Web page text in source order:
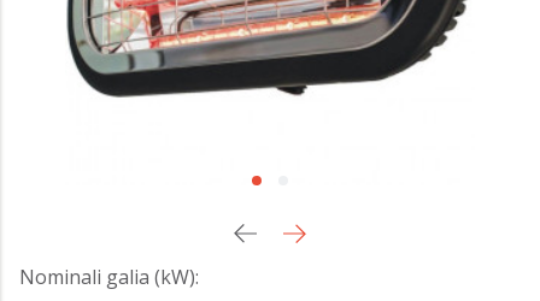
Nominali galia (kW):